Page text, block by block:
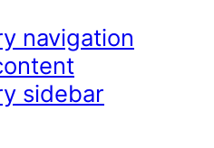
navigation
sidebar